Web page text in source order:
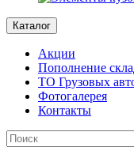
Каталог
Акции
Пополнение
ТО Грузовых
Фотогалерея
Контакты